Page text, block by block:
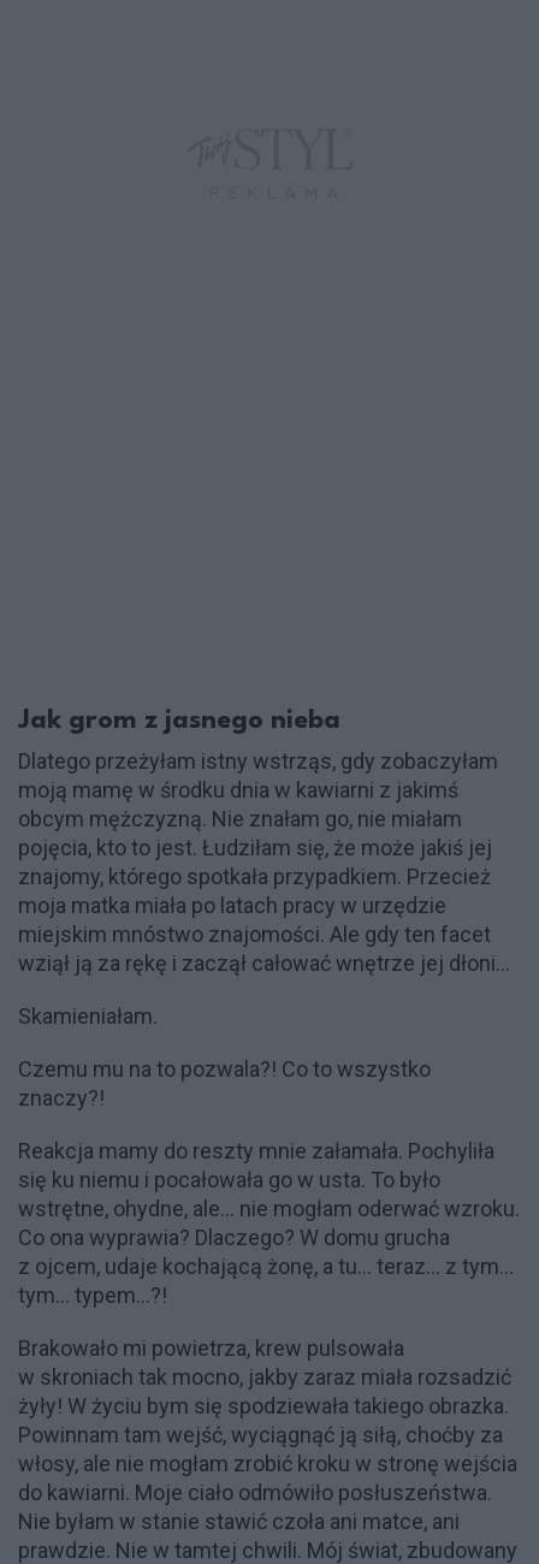
Jak grom z jasnego nieba
Dlatego przeżyłam istny wstrząs, gdy zobaczyłam
moją mamę w środku dnia w kawiarni z jakimś
obcym mężczyzną. Nie znałam go, nie miałam
pojęcia, kto to jest. Łudziłam się, że może jakiś jej
znajomy, którego spotkała przypadkiem. Przecież
moja matka miała po latach pracy w urzędzie
miejskim mnóstwo znajomości. Ale gdy ten facet
wziął ją za rękę i zaczął całować wnętrze jej dłoni…
Skamieniałam.
Czemu mu na to pozwala?! Co to wszystko
znaczy?!
Reakcja mamy do reszty mnie załamała. Pochyliła
się ku niemu i pocałowała go w usta. To było
wstrętne, ohydne, ale… nie mogłam oderwać wzroku.
Co ona wyprawia? Dlaczego? W domu grucha
z ojcem, udaje kochającą żonę, a tu… teraz… z tym…
tym… typem…?!
Brakowało mi powietrza, krew pulsowała
w skroniach tak mocno, jakby zaraz miała rozsadzić
żyły! W życiu bym się spodziewała takiego obrazka.
Powinnam tam wejść, wyciągnąć ją siłą, choćby za
włosy, ale nie mogłam zrobić kroku w stronę wejścia
do kawiarni. Moje ciało odmówiło posłuszeństwa.
Nie byłam w stanie stawić czoła ani matce, ani
prawdzie. Nie w tamtej chwili. Mój świat, zbudowany